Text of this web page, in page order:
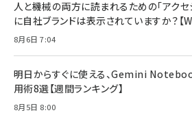
人と機械の両方に読まれるための「アクセ
に自社ブランドは表示されていますか？【
8月6日 7:04
明日からすぐに使える、Gemini
用術8選【週間ランキング】
8月5日 8:00